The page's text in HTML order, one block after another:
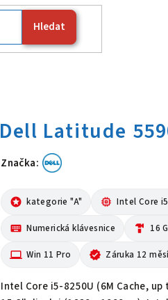
Hledat
Značka:
Dell Latitude
stars kategorie "A" memory Intel Core
keyboard Numerická klávesnice hardware 16
computer Win 11 Pro verified Záruka 12
Intel Core i5-8250U (6M Cache, up